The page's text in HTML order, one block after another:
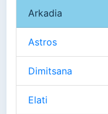
Arkadia
Astros
Dimitsana
Elati